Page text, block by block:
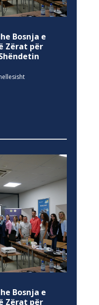
Bosnja e
Zërat për
Bosnja e
Zërat për